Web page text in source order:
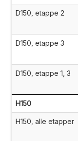
D150, etappe 2
D150, etappe 3
D150, etappe 1, 3
H150
H150, alle etapper